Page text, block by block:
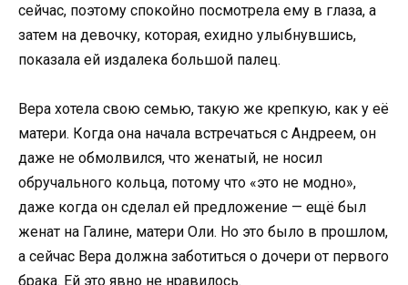
сейчас, поэтому спокойно посмотрела ему в глаза, а
затем на девочку, которая, ехидно улыбнувшись,
показала ей издалека большой палец.
Вера хотела свою семью, такую же крепкую, как у её
матери. Когда она начала встречаться с Андреем, он
даже не обмолвился, что женатый, не носил
обручального кольца, потому что «это не модно»,
даже когда он сделал ей предложение — ещё был
женат на Галине, матери Оли. Но это было в прошлом,
а сейчас Вера должна заботиться о дочери от первого
брака. Ей это явно не нравилось.